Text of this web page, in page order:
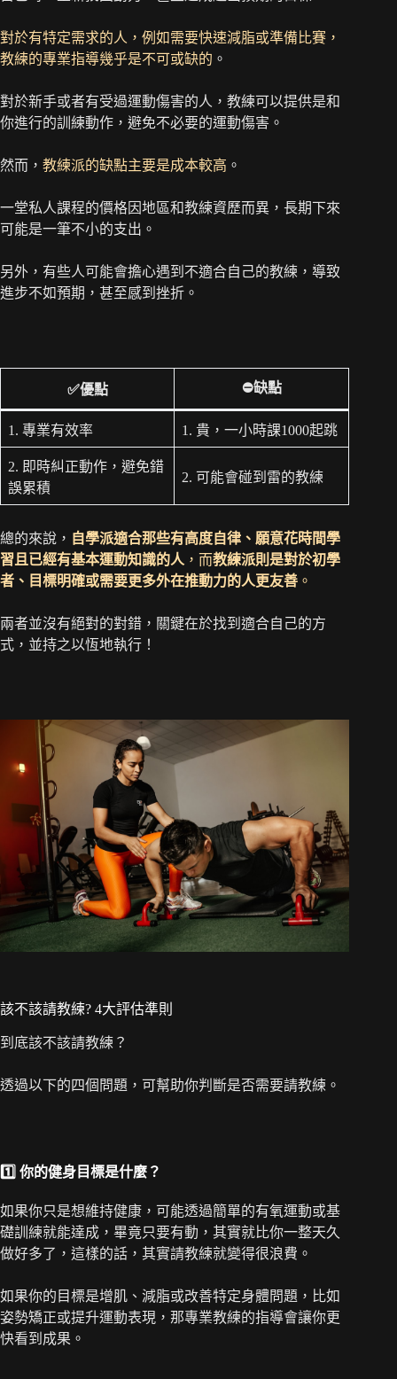
對於有特定需求的人，例如需要快速減脂或準備比賽，
教練的專業指導幾乎是不可或缺的 。
對於新手或者有受過運動傷害的人，教練可以提供是和
你進行的訓練動作，避免不必要的運動傷害。
然而， 教練派的缺點主要是成本較高 。
一堂私人課程的價格因地區和教練資歷而異，長期下來
可能是一筆不小的支出。
另外，有些人可能會擔心遇到不適合自己的教練，導致
進步不如預期，甚至感到挫折。
✅優點 ⛔缺點
1. 專業有效率 1. 貴，一小時課1000起跳
2. 即時糾正動作，避免錯
誤累積
2. 可能會碰到雷的教練
總的來說， 自學派適合那些有高度自律、願意花時間學
習且已經有基本運動知識的人 ，而教練派則是對於初學
者、目標明確或需要更多外在推動力的人更友善 。
兩者並沒有絕對的對錯，關鍵在於找到適合自己的方
式，並持之以恆地執行！
該不該請教練? 4大評估準則
到底該不該請教練？
透過以下的四個問題，可幫助你判斷是否需要請教練。
1️⃣ 你的健身目標是什麼？
如果你只是想維持健康，可能透過簡單的有氧運動或基
礎訓練就能達成，畢竟只要有動，其實就比你一整天久
做好多了，這樣的話，其實請教練就變得很浪費。
如果你的目標是增肌、減脂或改善特定身體問題，比如
姿勢矯正或提升運動表現，那專業教練的指導會讓你更
快看到成果。